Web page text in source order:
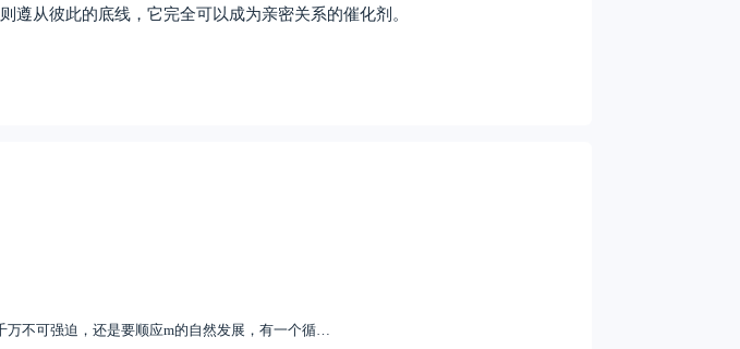
从彼此的底线，它完全可以成为亲密关系的催化剂。
万不可强迫，还是要顺应m的自然发展，有一个循…